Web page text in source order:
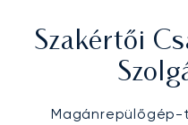
Szakértői